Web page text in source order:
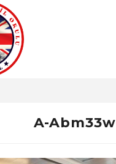
A-Abm33w